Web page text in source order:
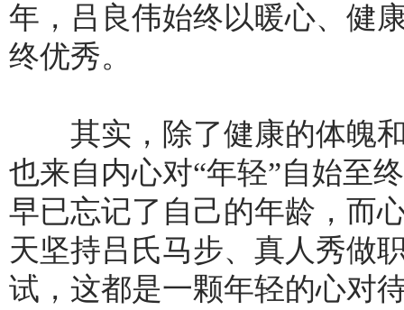
年，吕良伟始终以暖心、健
终优秀。
其实，除了健康的体魄和
也来自内心对“年轻”自始至
早已忘记了自己的年龄，而
天坚持吕氏马步、真人秀做
试，这都是一颗年轻的心对